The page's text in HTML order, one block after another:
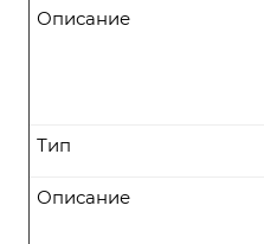
Описание
Тип
Описание